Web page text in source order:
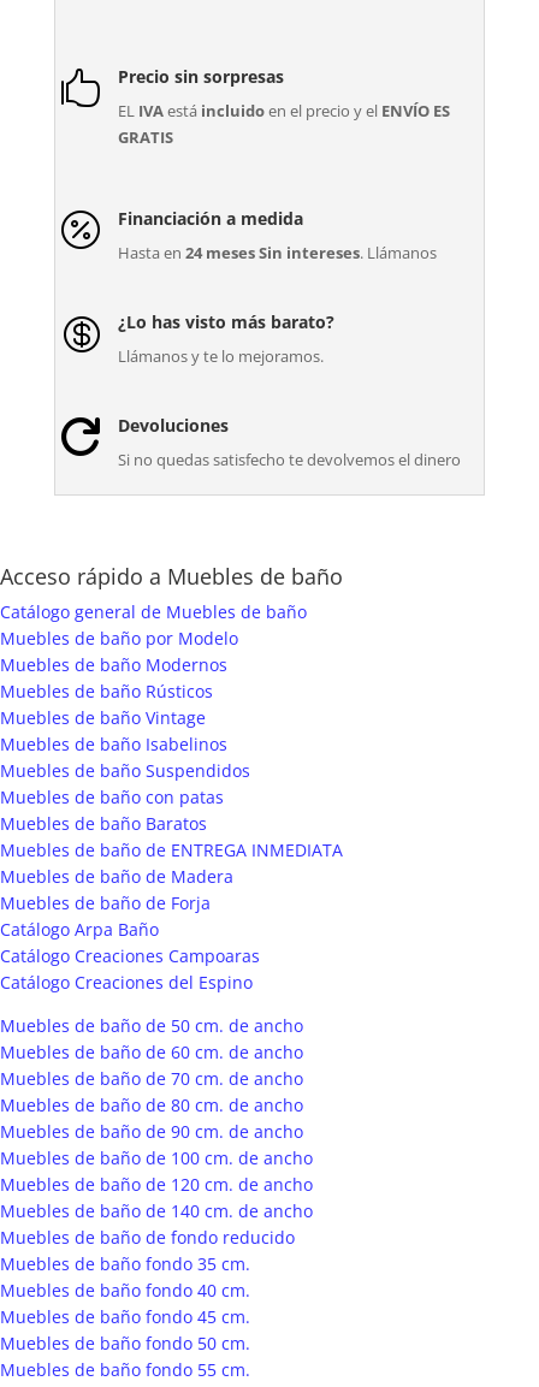
 Precio sin sorpresas
EL IVAestá incluidoen el precio y el ENVÍO ES
GRATIS
 Financiación a medida
Hasta en 24 meses Sin intereses. Llámanos
 ¿Lo has visto más barato?
Llámanos y te lo mejoramos.
 Devoluciones
Si no quedas satisfecho te devolvemos el dinero
Acceso rápido a Muebles de baño
Catálogo general de Muebles de baño
Muebles de baño por Modelo
Muebles de baño Modernos
Muebles de baño Rústicos
Muebles de baño Vintage
Muebles de baño Isabelinos
Muebles de baño Suspendidos
Muebles de baño con patas
Muebles de baño Baratos
Muebles de baño de ENTREGA INMEDIATA
Muebles de baño de Madera
Muebles de baño de Forja
Catálogo Arpa Baño
Catálogo Creaciones Campoaras
Catálogo Creaciones del Espino
Muebles de baño de 50 cm. de ancho
Muebles de baño de 60 cm. de ancho
Muebles de baño de 70 cm. de ancho
Muebles de baño de 80 cm. de ancho
Muebles de baño de 90 cm. de ancho
Muebles de baño de 100 cm. de ancho
Muebles de baño de 120 cm. de ancho
Muebles de baño de 140 cm. de ancho
Muebles de baño de fondo reducido
Muebles de baño fondo 35 cm.
Muebles de baño fondo 40 cm.
Muebles de baño fondo 45 cm.
Muebles de baño fondo 50 cm.
Muebles de baño fondo 55 cm.